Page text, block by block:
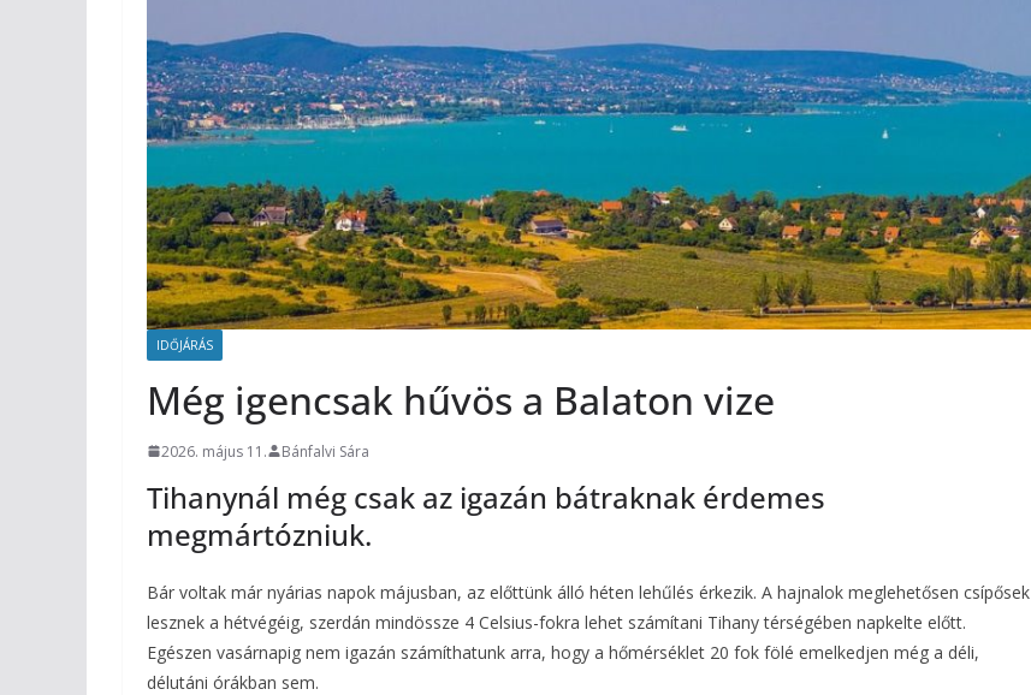
IDŐJÁRÁS
Még igencsak hűvös a Balaton vize
2026. május 11. Bánfalvi Sára
Tihanynál még csak az igazán bátraknak érdemes
megmártózniuk.
Bár voltak már nyárias napok májusban, az előttünk álló héten lehűlés érkezik. A hajnalok meglehetősen csípősek
lesznek a hétvégéig, szerdán mindössze 4 Celsius-fokra lehet számítani Tihany térségében napkelte előtt.
Egészen vasárnapig nem igazán számíthatunk arra, hogy a hőmérséklet 20 fok fölé emelkedjen még a déli,
délutáni órákban sem.